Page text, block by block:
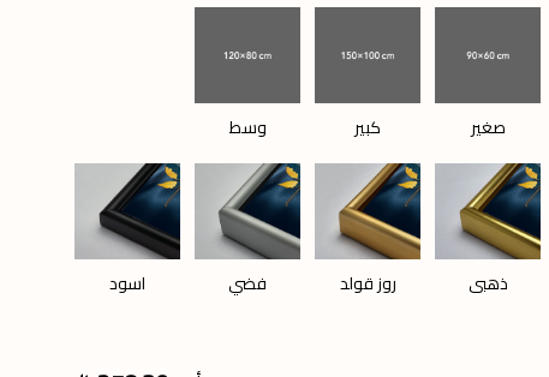
صغير كبير
وسط
ذهبي روز قولد فضي اسود